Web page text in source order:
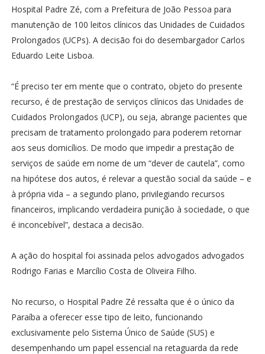
Hospital Padre Zé, com a Prefeitura de João Pessoa para
manutenção de 100 leitos clínicos das Unidades de Cuidados
Prolongados (UCPs). A decisão foi do desembargador Carlos
Eduardo Leite Lisboa.
“É preciso ter em mente que o contrato, objeto do presente
recurso, é de prestação de serviços clínicos das Unidades de
Cuidados Prolongados (UCP), ou seja, abrange pacientes que
precisam de tratamento prolongado para poderem retornar
aos seus domicílios. De modo que impedir a prestação de
serviços de saúde em nome de um “dever de cautela”, como
na hipótese dos autos, é relevar a questão social da saúde – e
à própria vida – a segundo plano, privilegiando recursos
financeiros, implicando verdadeira punição à sociedade, o que
é inconcebível”, destaca a decisão.
A ação do hospital foi assinada pelos advogados advogados
Rodrigo Farias e Marcílio Costa de Oliveira Filho.
No recurso, o Hospital Padre Zé ressalta que é o único da
Paraíba a oferecer esse tipo de leito, funcionando
exclusivamente pelo Sistema Único de Saúde (SUS) e
desempenhando um papel essencial na retaguarda da rede